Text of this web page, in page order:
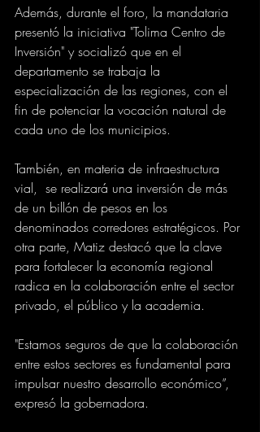
Además, durante el foro, la mandataria
presentó la iniciativa "Tolima Centro de
Inversión" y socializó que en el
departamento se trabaja la
especialización de las regiones, con el
fin de potenciar la vocación natural de
cada uno de los municipios.
También, en materia de infraestructura
vial,  se realizará una inversión de más
de un billón de pesos en los
denominados corredores estratégicos. Por
otra parte, Matiz destacó que la clave
para fortalecer la economía regional
radica en la colaboración entre el sector
privado, el público y la academia.
"Estamos seguros de que la colaboración
entre estos sectores es fundamental para
impulsar nuestro desarrollo económico”,
expresó la gobernadora.